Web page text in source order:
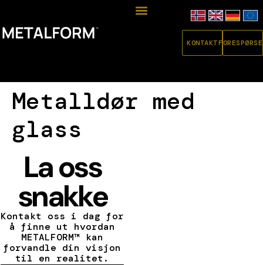
KONTAKT
Metalldør med
glass
La oss
snakke
Kontakt oss i dag for
å finne ut hvordan
METALFORM™ kan
forvandle din visjon
til en realitet.